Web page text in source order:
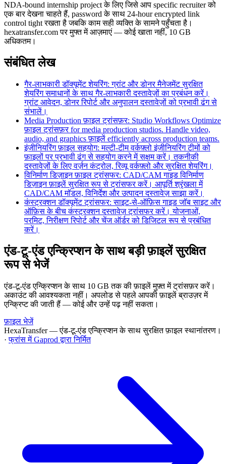
NDA-bound internship project के लिए जिसे आप specific recruiter को
एक बार देखना चाहते हैं, password के साथ 24-hour encrypted link
control tight रखता है जबकि काम सही व्यक्ति के सामने पहुँचता है।
hexatransfer.com पर मुफ्त में आज़माएं — कोई खाता नहीं, 10 GB
अधिकतम।
संबंधित लेख
गैर-लाभकारी डॉक्यूमेंट शेयरिंग: ग्रांट और डोनर मैनेजमेंट सुरक्षित
शेयरिंग समाधानों के साथ गैर-लाभकारी दस्तावेज़ों का प्रबंधन करें।
ग्रांट आवेदन, डोनर रिपोर्ट और अनुपालन दस्तावेज़ों को प्रभावी ढंग से
संभालें।
Media Production फ़ाइल ट्रांसफ़र: Studio Workflows Optimize
फ़ाइल ट्रांसफ़र for media production studios. Handle video,
audio, and graphics फ़ाइलें efficiently across production teams.
इंजीनियरिंग फ़ाइल सहयोग: मल्टी-टीम वर्कफ़्लो इंजीनियरिंग टीमों को
फ़ाइलों पर प्रभावी ढंग से सहयोग करने में सक्षम करें। तकनीकी
दस्तावेज़ों के लिए वर्ज़न कंट्रोल, रिव्यू वर्कफ़्लो और सुरक्षित शेयरिंग।
विनिर्माण डिज़ाइन फ़ाइल ट्रांसफर: CAD/CAM गाइड विनिर्माण
डिज़ाइन फ़ाइलें सुरक्षित रूप से ट्रांसफर करें। आपूर्ति श्रृंखला में
CAD/CAM मॉडल, विनिर्देश और उत्पादन दस्तावेज़ साझा करें।
कंस्ट्रक्शन डॉक्यूमेंट ट्रांसफर: साइट-से-ऑफ़िस गाइड जॉब साइट और
ऑफ़िस के बीच कंस्ट्रक्शन दस्तावेज़ ट्रांसफर करें। योजनाओं,
परमिट, निरीक्षण रिपोर्ट और चेंज ऑर्डर को डिजिटल रूप से प्रबंधित
करें।
एंड-टू-एंड एन्क्रिप्शन के साथ बड़ी फ़ाइलें सुरक्षित
रूप से भेजें
एंड-टू-एंड एन्क्रिप्शन के साथ 10 GB तक की फ़ाइलें मुफ़्त में ट्रांसफ़र करें।
अकाउंट की आवश्यकता नहीं। अपलोड से पहले आपकी फ़ाइलें ब्राउज़र में
एन्क्रिप्ट की जाती हैं — कोई और उन्हें पढ़ नहीं सकता।
फ़ाइल भेजें
HexaTransfer — एंड-टू-एंड एन्क्रिप्शन के साथ सुरक्षित फ़ाइल स्थानांतरण।
· फ्रांस में Gaprod द्वारा निर्मित